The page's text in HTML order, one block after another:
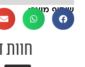
שיתוף מוצר: